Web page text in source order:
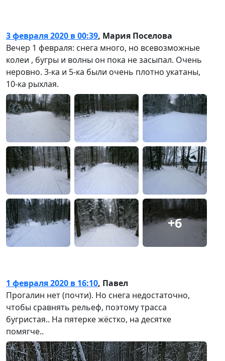
3 февраля 2020 в 00:39, Мария Поселова
Вечер 1 февраля: снега много, но всевозможные
колеи , бугры и волны он пока не засыпал. Очень
неровно. 3-ка и 5-ка были очень плотно укатаны,
10-ка рыхлая.
+6
1 февраля 2020 в 16:10, Павел
Прогалин нет (почти). Но снега недостаточно,
чтобы сравнять рельеф, поэтому трасса
бугристая.. На пятерке жёстко, на десятке
помягче..